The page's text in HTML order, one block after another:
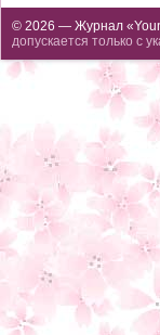
© 2026 — Журнал
допускается только с